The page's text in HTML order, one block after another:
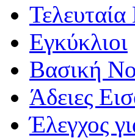
Εγκύκλιοι
Βασική
Άδειες
Έλεγχος